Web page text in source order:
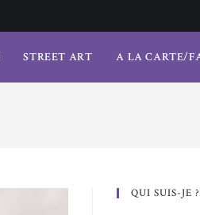
STREET ART A LA CARTE/
QUI SUIS-JE ?